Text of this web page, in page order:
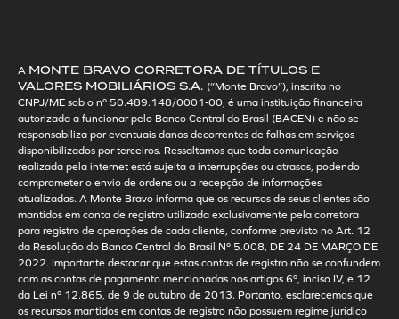
A MONTE BRAVO CORRETORA DE TÍTULOS E
VALORES MOBILIÁRIOS S.A. (“Monte Bravo”), inscrita no
CNPJ/ME sob o nº 50.489.148/0001-00, é uma instituição financeira
autorizada a funcionar pelo Banco Central do Brasil (BACEN) e não se
responsabiliza por eventuais danos decorrentes de falhas em serviços
disponibilizados por terceiros. Ressaltamos que toda comunicação
realizada pela internet está sujeita a interrupções ou atrasos, podendo
comprometer o envio de ordens ou a recepção de informações
atualizadas. A Monte Bravo informa que os recursos de seus clientes são
mantidos em conta de registro utilizada exclusivamente pela corretora
para registro de operações de cada cliente, conforme previsto no Art. 12
da Resolução do Banco Central do Brasil Nº 5.008, DE 24 DE MARÇO DE
2022. Importante destacar que estas contas de registro não se confundem
com as contas de pagamento mencionadas nos artigos 6º, inciso IV, e 12
da Lei nº 12.865, de 9 de outubro de 2013. Portanto, esclarecemos que
os recursos mantidos em contas de registro não possuem regime jurídico